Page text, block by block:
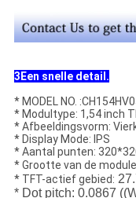
3Een snelle detail.
* MODEL NO.
* Modultype: 1,54 inch
* Afbeeldingsvorm:
* Display Mode: IPS
* Aantal punten:
* Grootte van de
* TFT-actief gebied:
* Dot pitch: 0.0867